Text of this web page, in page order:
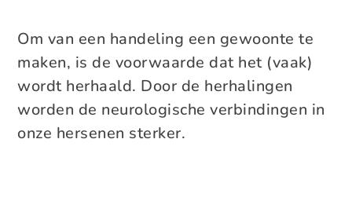
Om van een handeling een gewoonte te
maken, is de voorwaarde dat het (vaak)
wordt herhaald. Door de herhalingen
worden de neurologische verbindingen in
onze hersenen sterker.